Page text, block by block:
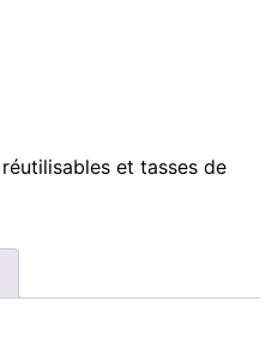
et tasses de